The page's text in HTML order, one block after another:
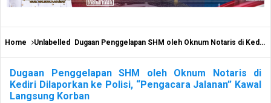
Home Unlabelled Dugaan Penggelapan SHM oleh Oknum Notaris di Kediri Dilaporkan ke Polisi, “Pengacara Jalanan” Kawal Langsung Korban
Dugaan Penggelapan SHM oleh Oknum Notaris di
Kediri Dilaporkan ke Polisi, “Pengacara Jalanan” Kawal
Langsung Korban